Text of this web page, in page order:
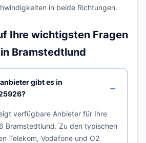
in beide Richtungen.
Ihre wichtigsten Fragen
Bramstedtlund
gibt es in
verfügbare Anbieter für Ihre
Bramstedtlund. Zu den typischen
Telekom, Vodafone und O2